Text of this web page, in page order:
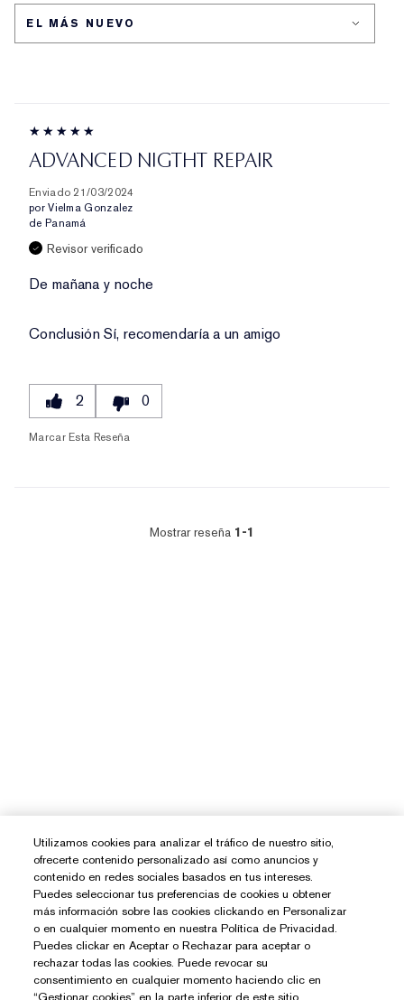
PIEL
ADVANCED NIGTHT REPAIR
Enviado 21/03/2024
por Vielma Gonzalez
de Panamá
Revisor verificado
De mañana y noche
ConclusiónSí, recomendaría a un amigo
2 0
Marcar Esta Reseña
Mostrar reseña 1-1
Utilizamos cookies para analizar el tráfico de nuestro sitio,
ofrecerte contenido personalizado así como anuncios y
contenido en redes sociales basados en tus intereses.
Puedes seleccionar tus preferencias de cookies u obtener
más información sobre las cookies clickando en Personalizar
o en cualquier momento en nuestra Política de Privacidad.
Puedes clickar en Aceptar o Rechazar para aceptar o
rechazar todas las cookies. Puede revocar su
consentimiento en cualquier momento haciendo clic en
“Gestionar cookies” en la parte inferior de este sitio.